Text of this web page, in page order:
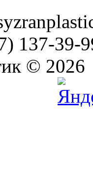
137-39-
© 2026